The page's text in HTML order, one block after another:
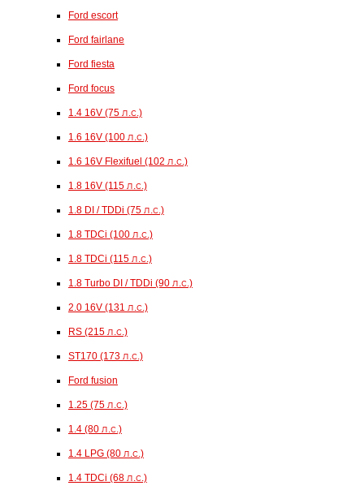
Ford escort
Ford fairlane
Ford fiesta
Ford focus
1.4 16V (75 л.с.)
1.6 16V (100 л.с.)
1.6 16V Flexifuel (102 л.с.)
1.8 16V (115 л.с.)
1.8 DI / TDDi (75 л.с.)
1.8 TDCi (100 л.с.)
1.8 TDCi (115 л.с.)
1.8 Turbo DI / TDDi (90 л.с.)
2.0 16V (131 л.с.)
RS (215 л.с.)
ST170 (173 л.с.)
Ford fusion
1.25 (75 л.с.)
1.4 (80 л.с.)
1.4 LPG (80 л.с.)
1.4 TDCi (68 л.с.)